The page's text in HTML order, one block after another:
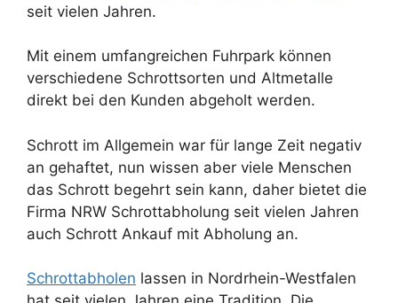
seit vielen Jahren.
Mit einem umfangreichen Fuhrpark können
verschiedene Schrottsorten und Altmetalle
direkt bei den Kunden abgeholt werden.
Schrott im Allgemein war für lange Zeit negativ
an gehaftet, nun wissen aber viele Menschen
das Schrott begehrt sein kann, daher bietet die
Firma NRW Schrottabholung seit vielen Jahren
auch Schrott Ankauf mit Abholung an.
Schrottabholen lassen in Nordrhein-Westfalen